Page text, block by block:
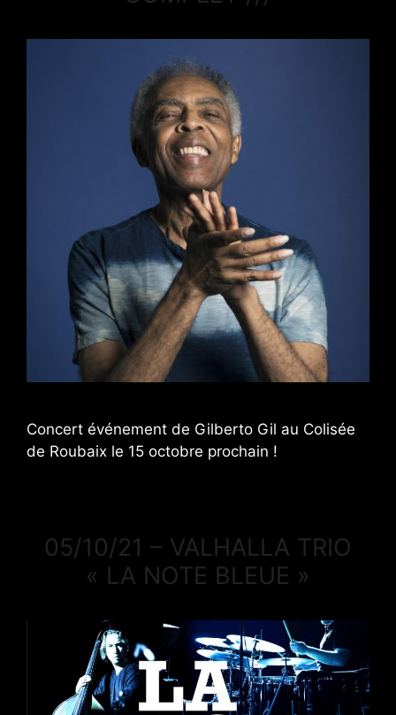
Concert événement de Gilberto Gil au Colisée
de Roubaix le 15 octobre prochain !
05/10/21 – VALHALLA TRIO
« LA NOTE BLEUE »